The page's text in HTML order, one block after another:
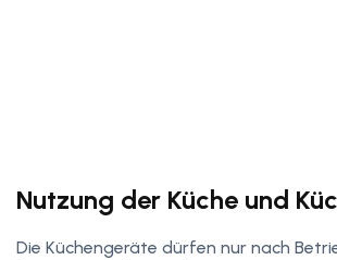
Nutzung der Küche und
Die Küchengeräte dürfen nur nach